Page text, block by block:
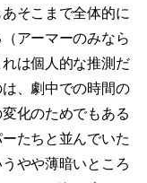
そこまで全体的に
アーマーのみなら
は個人的な推測だ
、劇中での時間の
化のためでもある
たちと並んでいた
やや薄暗いところ